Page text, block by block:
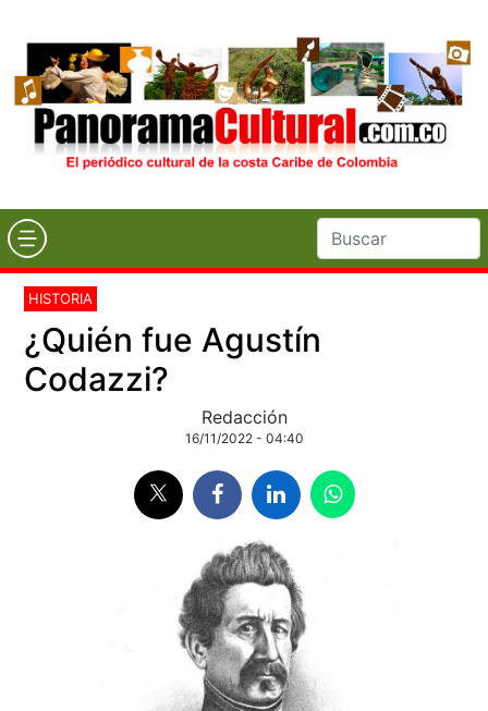
HISTORIA
¿Quién fue Agustín
Codazzi?
Redacción
16/11/2022 - 04:40